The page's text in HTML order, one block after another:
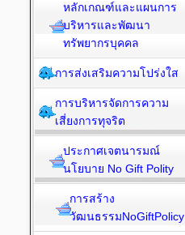
หลักเกณฑ์และแผนการ
บริหารและพัฒนา
ทรัพยากรบุคคล
การส่งเสริมความโปร่งใส
การบริหารจัดการความ
เสี่ยงการทุจริต
ประกาศเจตนารมณ์
นโยบาย No Gift Polity
การสร้าง
วัฒนธรรมNoGiftPolicy